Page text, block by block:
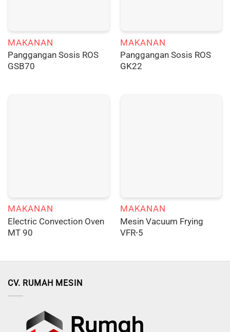
MAKANAN
Panggangan Sosis ROS
GSB70
MAKANAN
Panggangan Sosis ROS
GK22
MAKANAN
Electric Convection Oven
MT 90
MAKANAN
Mesin Vacuum Frying
VFR-5
CV. RUMAH MESIN